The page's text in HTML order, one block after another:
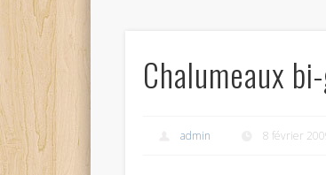
Chalumeaux
admin 8 février